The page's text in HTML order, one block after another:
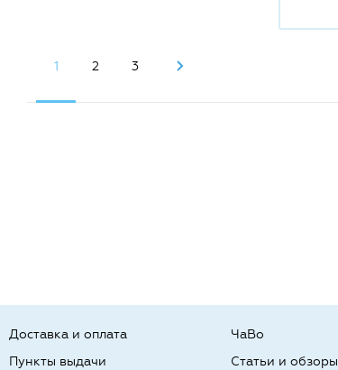
1 2 3
Доставка и оплата
Пункты выдачи
ЧаВо
Статьи и обзоры